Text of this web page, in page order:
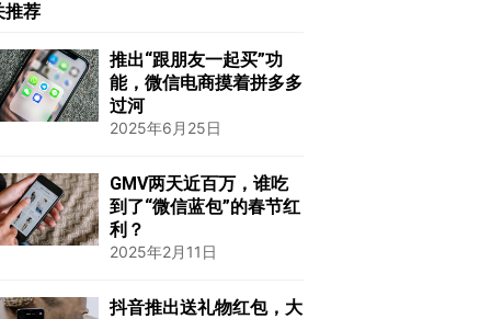
推荐
推出“跟朋友一起买”功
能，微信电商摸着拼多多
过河
2025年6月25日
GMV两天近百万，谁吃
到了“微信蓝包”的春节红
利？
2025年2月11日
抖音推出送礼物红包，大